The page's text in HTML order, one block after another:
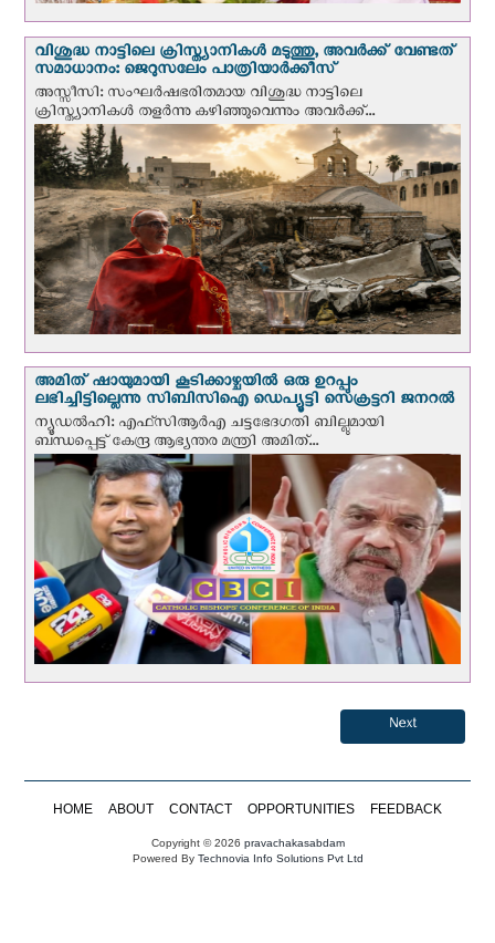
വിശുദ്ധ നാട്ടിലെ ക്രിസ്ത്യാനികൾ മടുത്തു, അവർക്ക് വേണ്ടത്
സമാധാനം: ജെറുസലേം പാത്രിയാര്‍ക്കീസ്
അസ്സീസി: സംഘര്‍ഷഭരിതമായ വിശുദ്ധ നാട്ടിലെ
ക്രിസ്ത്യാനികൾ തളര്‍ന്നു കഴിഞ്ഞുവെന്നും അവർക്ക്...
അമിത് ഷായുമായി കൂടിക്കാഴ്ചയില്‍ ഒരു ഉറപ്പും
ലഭിച്ചിട്ടില്ലെന്നു സിബിസിഐ ഡെപ്യൂട്ടി സെക്രട്ടറി ജനറല്‍
ന്യൂഡല്‍ഹി: എഫ്‌സിആര്‍എ ചട്ടഭേദഗതി ബില്ലുമായി
ബന്ധപ്പെട്ട് കേന്ദ്ര ആഭ്യന്തര മന്ത്രി അമിത്...
Next
HOME ABOUT CONTACT OPPORTUNITIES FEEDBACK
Copyright © 2026 pravachakasabdam
Powered ByTechnovia Info Solutions Pvt Ltd